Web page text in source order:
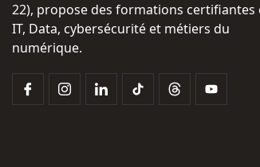
22), propose des formations certifiantes
IT, Data, cybersécurité et métiers du
numérique.